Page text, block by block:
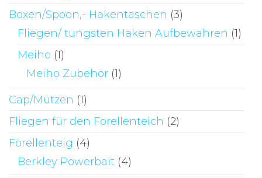
Boxen/Spoon,- Hakentaschen (3)
Fliegen/ tungsten Haken Aufbewahren (1)
Meiho (1)
Meiho Zubehör (1)
Cap/Mützen (1)
Fliegen für den Forellenteich (2)
Forellenteig (4)
Berkley Powerbait (4)